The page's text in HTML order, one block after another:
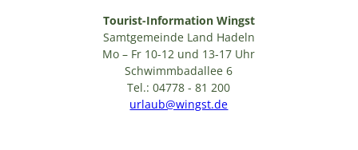
Tourist-Information Wingst
Samtgemeinde Land Hadeln
Mo – Fr 10-12 und 13-17 Uhr
Schwimmbadallee 6
Tel.: 04778 - 81 200
urlaub@wingst.de